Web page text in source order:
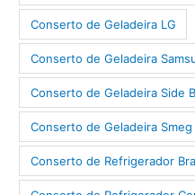
Conserto de Geladeira LG
Conserto de Geladeira
Conserto de Geladeira Side
Conserto de Geladeira Smeg
Conserto de Refrigerador